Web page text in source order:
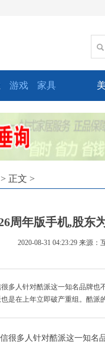
游戏 家具
> 正文 >
周年版手机,股东
2020-08-31 04:23:29 来源：
多人针对酷派这一知名品牌
是在上年立即破产重组。酷派
很多人针对酷派这一知名